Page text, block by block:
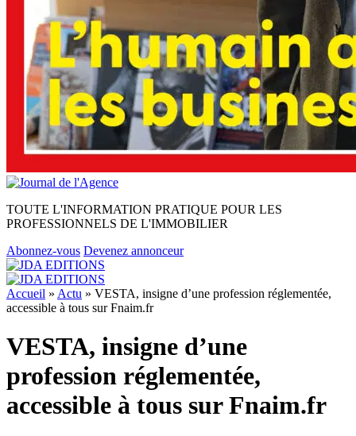
TOUTE L'INFORMATION PRATIQUE POUR LES
PROFESSIONNELS DE L'IMMOBILIER
Abonnez-vous Devenez annonceur
Accueil » Actu » VESTA, insigne d’une profession réglementée,
accessible à tous sur Fnaim.fr
VESTA, insigne d’une
profession réglementée,
accessible à tous sur Fnaim.fr